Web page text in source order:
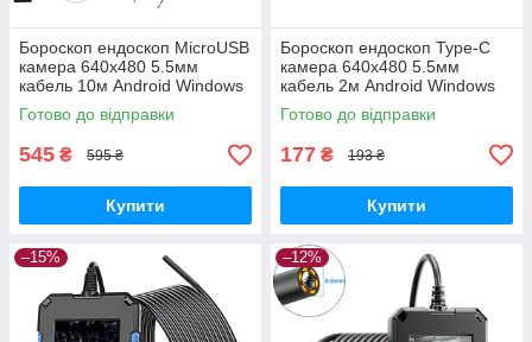
Бороскоп ендоскоп MicroUSB
камера 640x480 5.5мм
кабель 10м Android Windows
Готово до відправки
545 ₴ 595 ₴
Купити
Бороскоп ендоскоп Type-C
камера 640x480 5.5мм
кабель 2м Android Windows
Готово до відправки
177 ₴ 193 ₴
Купити
–15% –12%